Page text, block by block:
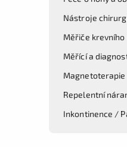
Nástroje
Měřiče krevního
Měřící a
Magnetoterapie
Repelentní
Inkontinence /